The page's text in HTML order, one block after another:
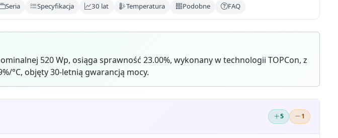
Seria Specyfikacja 30 lat Temperatura Podobne FAQ
520 Wp, osiąga sprawność 23.00%, wykonany w technologii TOPCon, z
°C, objęty 30-letnią gwarancją mocy.
5 1